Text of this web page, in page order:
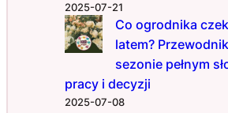
2025-07-21
Co ogrodnika
latem?
sezonie pełnym
pracy i decyzji
2025-07-08